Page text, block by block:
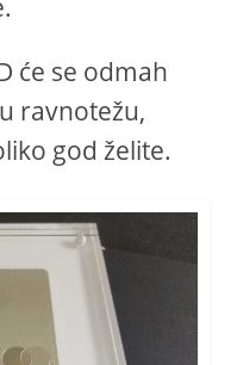
će se odmah
ravnotežu,
god želite.